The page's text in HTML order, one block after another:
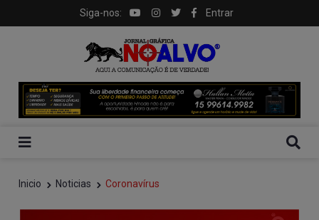
Siga-nos: Entrar
Inicio Noticias Coronavírus